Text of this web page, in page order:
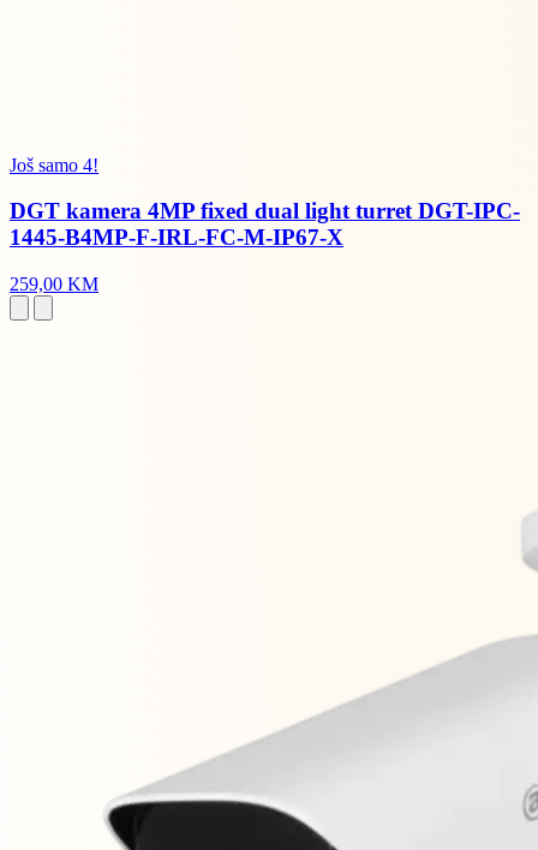
Još samo 4!
DGT kamera 4MP fixed dual light turret DGT-IPC-
1445-B4MP-F-IRL-FC-M-IP67-X
259,00 KM